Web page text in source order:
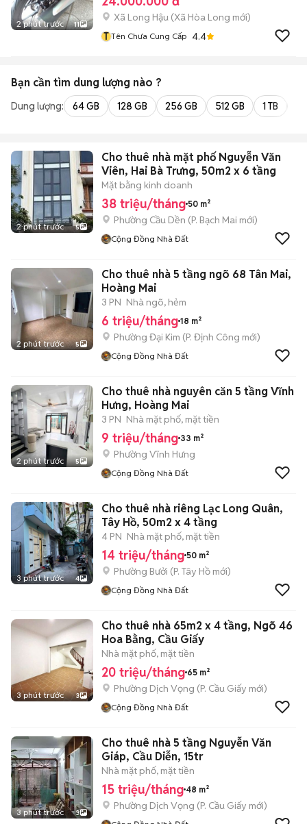
2 phút trước 11
Xã Long Hậu (Xã Hòa Long mới)
T Tên Chưa Cung Cấp 4.4
Bạn cần tìm dung lượng nào ?
Dung lượng: 64 GB 128 GB 256 GB 512 GB 1 TB
2 phút trước 5
Cho thuê nhà mặt phố Nguyễn Văn
Viên, Hai Bà Trưng, 50m2 x 6 tầng
Mặt bằng kinh doanh
38 triệu/tháng 50 m²
Phường Cầu Dền (P. Bạch Mai mới)
Cộng Đồng Nhà Đất
2 phút trước 5
Cho thuê nhà 5 tầng ngõ 68 Tân Mai,
Hoàng Mai
3 PN Nhà ngõ, hẻm
6 triệu/tháng 18 m²
Phường Đại Kim (P. Định Công mới)
Cộng Đồng Nhà Đất
2 phút trước 5
Cho thuê nhà nguyên căn 5 tầng Vĩnh
Hưng, Hoàng Mai
3 PN Nhà mặt phố, mặt tiền
9 triệu/tháng 33 m²
Phường Vĩnh Hưng
Cộng Đồng Nhà Đất
3 phút trước 4
Cho thuê nhà riêng Lạc Long Quân,
Tây Hồ, 50m2 x 4 tầng
4 PN Nhà mặt phố, mặt tiền
14 triệu/tháng 50 m²
Phường Bưởi (P. Tây Hồ mới)
Cộng Đồng Nhà Đất
3 phút trước 3
Cho thuê nhà 65m2 x 4 tầng, Ngõ 46
Hoa Bằng, Cầu Giấy
Nhà mặt phố, mặt tiền
20 triệu/tháng 65 m²
Phường Dịch Vọng (P. Cầu Giấy mới)
Cộng Đồng Nhà Đất
3 phút trước 3
Cho thuê nhà 5 tầng Nguyễn Văn
Giáp, Cầu Diễn, 15tr
Nhà mặt phố, mặt tiền
15 triệu/tháng 48 m²
Phường Dịch Vọng (P. Cầu Giấy mới)